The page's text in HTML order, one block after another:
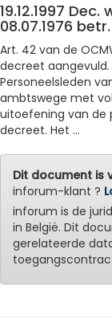
19.12.1997
08.07.1976
Art. 42 van de
decreet aangevuld.
Personeelsleden
ambtswege met
uitoefening van de
decreet. Het ...
Dit document is
inforum-klant ?
inforum is de
in België. Dit
gerelateerde